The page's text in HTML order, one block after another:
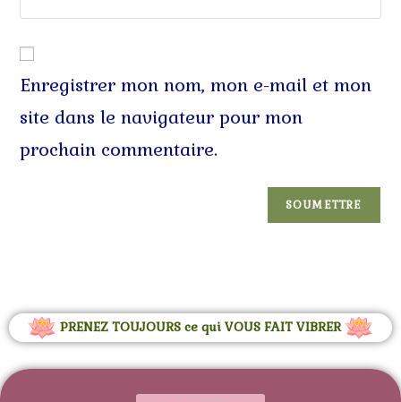
Enregistrer mon nom, mon e-mail et mon
site dans le navigateur pour mon
prochain commentaire.
PRENEZ TOUJOURS ce qui VOUS FAIT VIBRER